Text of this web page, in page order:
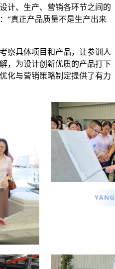
计、生产、营销各环节之间的
“真正产品质量不是生产出来
察具体项目和产品，让参训人
，为设计创新优质的产品打下
化与营销策略制定提供了有力